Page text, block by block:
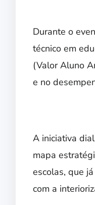
Durante o
técnico em
(Valor Aluno
e no
A iniciativa
mapa
escolas, que
com a